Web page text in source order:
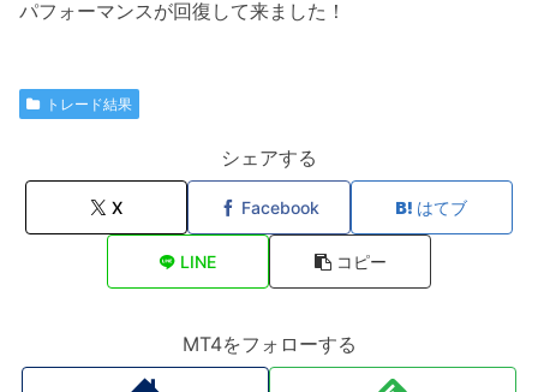
パフォーマンスが回復して来ました！
トレード結果
シェアする
X Facebook はてブ
LINE コピー
MT4をフォローする